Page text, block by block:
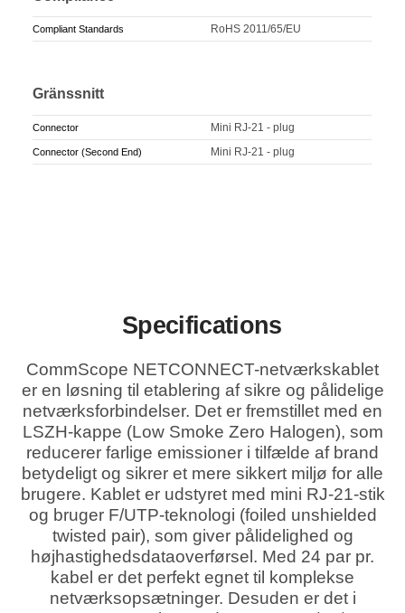
Compliant Standards RoHS 2011/65/EU
Gränssnitt
Connector Mini RJ-21 - plug
Connector (Second End) Mini RJ-21 - plug
Specifications
CommScope NETCONNECT-netværkskablet
er en løsning til etablering af sikre og pålidelige
netværksforbindelser. Det er fremstillet med en
LSZH-kappe (Low Smoke Zero Halogen), som
reducerer farlige emissioner i tilfælde af brand
betydeligt og sikrer et mere sikkert miljø for alle
brugere. Kablet er udstyret med mini RJ-21-stik
og bruger F/UTP-teknologi (foiled unshielded
twisted pair), som giver pålidelighed og
højhastighedsdataoverførsel. Med 24 par pr.
kabel er det perfekt egnet til komplekse
netværksopsætninger. Desuden er det i